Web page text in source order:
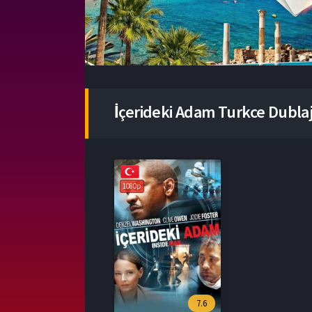
İçerideki Adam Turkce
1080p
7.6